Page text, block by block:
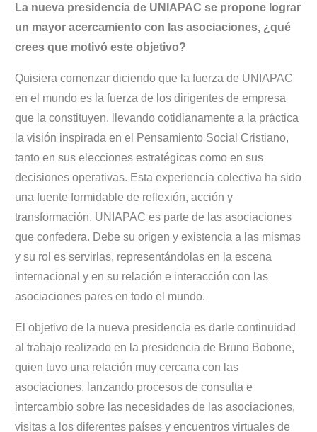
La nueva presidencia de UNIAPAC se propone lograr
un mayor acercamiento con las asociaciones, ¿qué
crees que motivó este objetivo?
Quisiera comenzar diciendo que la fuerza de UNIAPAC
en el mundo es la fuerza de los dirigentes de empresa
que la constituyen, llevando cotidianamente a la práctica
la visión inspirada en el Pensamiento Social Cristiano,
tanto en sus elecciones estratégicas como en sus
decisiones operativas. Esta experiencia colectiva ha sido
una fuente formidable de reflexión, acción y
transformación. UNIAPAC es parte de las asociaciones
que confedera. Debe su origen y existencia a las mismas
y su rol es servirlas, representándolas en la escena
internacional y en su relación e interacción con las
asociaciones pares en todo el mundo.
El objetivo de la nueva presidencia es darle continuidad
al trabajo realizado en la presidencia de Bruno Bobone,
quien tuvo una relación muy cercana con las
asociaciones, lanzando procesos de consulta e
intercambio sobre las necesidades de las asociaciones,
visitas a los diferentes países y encuentros virtuales de